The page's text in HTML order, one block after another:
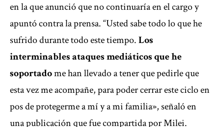
en la que anunció que no continuaría en el cargo y
apuntó contra la prensa. “Usted sabe todo lo que he
sufrido durante todo este tiempo.Los
interminables ataques mediáticos que he
soportadome han llevado a tener que pedirle que
esta vez me acompañe, para poder cerrar este ciclo en
pos de protegerme a mí y a mi familia», señaló en
una publicación que fue compartida por Milei.